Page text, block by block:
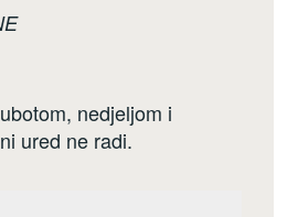
nedjeljom i
ured ne radi.